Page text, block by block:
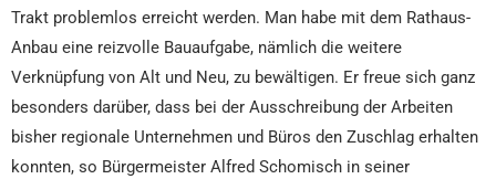
Trakt problemlos erreicht werden. Man habe mit dem Rathaus-
Anbau eine reizvolle Bauaufgabe, nämlich die weitere
Verknüpfung von Alt und Neu, zu bewältigen. Er freue sich ganz
besonders darüber, dass bei der Ausschreibung der Arbeiten
bisher regionale Unternehmen und Büros den Zuschlag erhalten
konnten, so Bürgermeister Alfred Schomisch in seiner